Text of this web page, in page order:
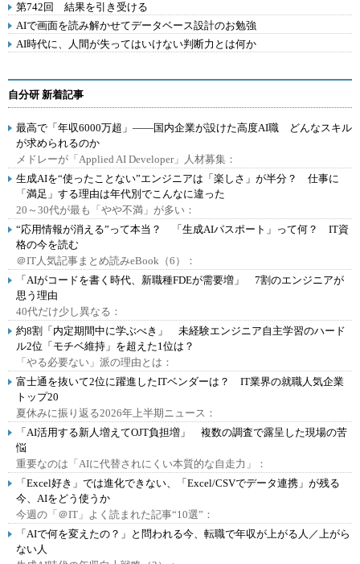
第742回 結果を引き受ける
AIで画面を読み解かせてデータベース設計のお勉強
AI時代に、人間が失ってはいけない判断力とは何か
自分研 新着記事
最高で「年収6000万超」――国内企業が設けた高度AI職 どんなスキル
が求められるのか
メドレーが「Applied AI Developer」人材募集：
生成AIを“使ったことない”エンジニアは「楽しさ」が半分？ 仕事に
「満足」する理由は年代別でこんなに違った
20～30代が最も「やや不満」が多い：
“応用情報が消える”って本当？ 「生成AIパスポート」って何？ IT資
格の今を読む
＠IT人気記事まとめ読みeBook（6）：
「AIがコードを書く時代、新職種FDEが需要増」 7割のエンジニアが
思う理由
40代だけ少し異なる：
約8割「内定期間中に学ぶべき」 未経験エンジニア自主学習のハード
ル2位「モチベ維持」を超えた1位は？
「やる必要ない」派の理由とは：
富士通を抜いて2位に躍進したITベンダーは？ IT業界の就職人気企業
トップ20
夏休みに振り返る2026年上半期ニュース：
「AI活用する新人増えてOJT負担増」 複数の調査で露呈した現場の苦
悩
重要なのは「AIに代替されにくい本質的な自走力」：
「Excel好き」では進化できない、「Excel/CSVでデータ連携」が残る
今、AIをどう使うか
今週の「＠IT」よく読まれた記事“10選”：
「AIで何を変えたの？」と問われる今、転職で年収が上がる人／上がら
ない人